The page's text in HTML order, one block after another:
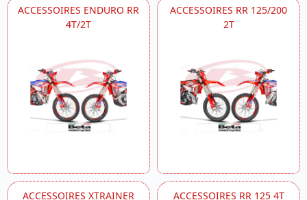
ACCESSOIRES ENDURO RR
4T/2T
ACCESSOIRES RR 125/200
2T
ACCESSOIRES XTRAINER
ACCESSOIRES RR 125 4T